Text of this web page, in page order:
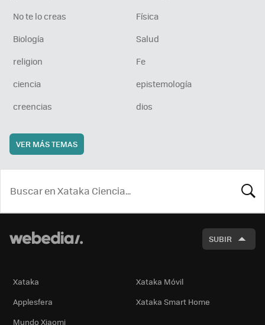
No te lo creas
Física
Biología
Salud
religion
Fe
ciencia
epistemología
creencias
dios
VER MÁS TEMAS
SUBIR
Xataka
Xataka Móvil
Applesfera
Xataka Smart Home
Mundo Xiaomi